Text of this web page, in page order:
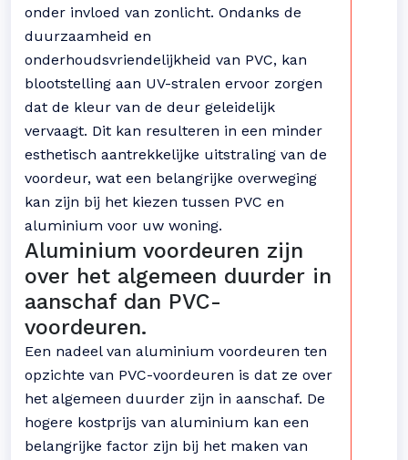
onder invloed van zonlicht. Ondanks de
duurzaamheid en
onderhoudsvriendelijkheid van PVC, kan
blootstelling aan UV-stralen ervoor zorgen
dat de kleur van de deur geleidelijk
vervaagt. Dit kan resulteren in een minder
esthetisch aantrekkelijke uitstraling van de
voordeur, wat een belangrijke overweging
kan zijn bij het kiezen tussen PVC en
aluminium voor uw woning.
Aluminium voordeuren zijn
over het algemeen duurder in
aanschaf dan PVC-
voordeuren.
Een nadeel van aluminium voordeuren ten
opzichte van PVC-voordeuren is dat ze over
het algemeen duurder zijn in aanschaf. De
hogere kostprijs van aluminium kan een
belangrijke factor zijn bij het maken van